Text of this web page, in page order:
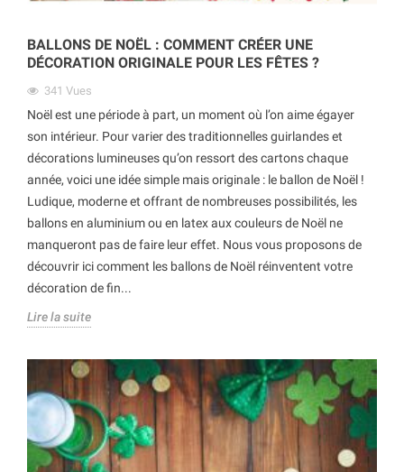
BALLONS DE NOËL : COMMENT CRÉER UNE
DÉCORATION ORIGINALE POUR LES FÊTES ?
341 Vues
Noël est une période à part, un moment où l’on aime égayer
son intérieur. Pour varier des traditionnelles guirlandes et
décorations lumineuses qu’on ressort des cartons chaque
année, voici une idée simple mais originale : le ballon de Noël !
Ludique, moderne et offrant de nombreuses possibilités, les
ballons en aluminium ou en latex aux couleurs de Noël ne
manqueront pas de faire leur effet. Nous vous proposons de
découvrir ici comment les ballons de Noël réinventent votre
décoration de fin...
Lire la suite